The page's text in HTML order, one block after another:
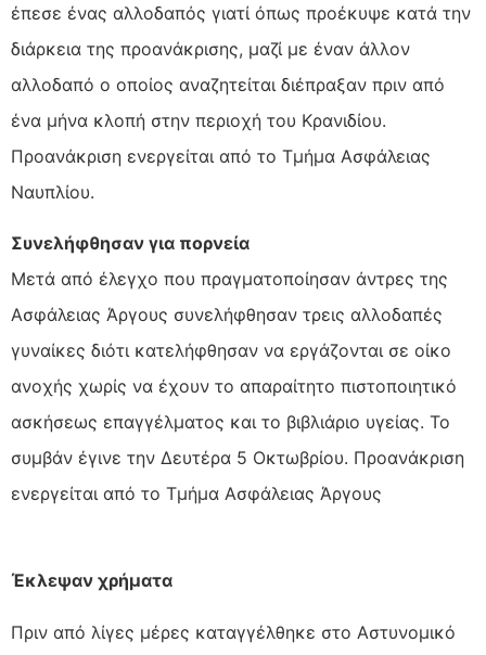
έπεσε ένας αλλοδαπός γιατί όπως προέκυψε κατά την
διάρκεια της προανάκρισης, μαζί με έναν άλλον
αλλοδαπό ο οποίος αναζητείται διέπραξαν πριν από
ένα μήνα κλοπή στην περιοχή του Κρανιδίου.
Προανάκριση ενεργείται από το Τμήμα Ασφάλειας
Ναυπλίου.
Συνελήφθησαν για πορνεία
Μετά από έλεγχο που πραγματοποίησαν άντρες της
Ασφάλειας Άργους συνελήφθησαν τρεις αλλοδαπές
γυναίκες διότι κατελήφθησαν να εργάζονται σε οίκο
ανοχής χωρίς να έχουν το απαραίτητο πιστοποιητικό
ασκήσεως επαγγέλματος και το βιβλιάριο υγείας. Το
συμβάν έγινε την Δευτέρα 5 Οκτωβρίου. Προανάκριση
ενεργείται από το Τμήμα Ασφάλειας Άργους
Έκλεψαν χρήματα
Πριν από λίγες μέρες καταγγέλθηκε στο Αστυνομικό